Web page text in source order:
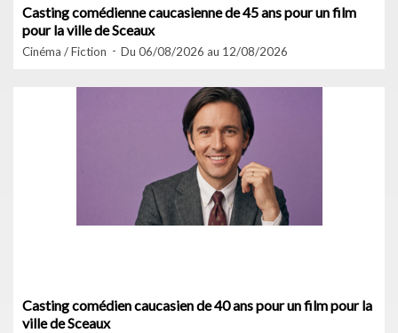
Casting comédienne caucasienne de 45 ans pour un film
pour la ville de Sceaux
Cinéma / Fiction Du 06/08/2026 au 12/08/2026
Casting comédien caucasien de 40 ans pour un film pour la
ville de Sceaux